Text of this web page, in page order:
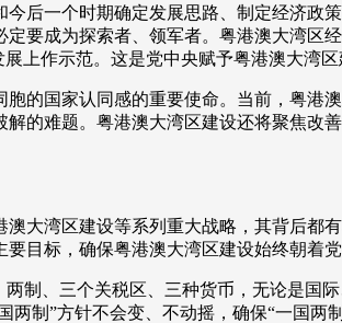
后一个时期确定发展思路、制定经济
要成为探索者、领军者。粤港澳大湾区
上作示范。这是党中央赋予粤港澳大湾
国家认同感的重要使命。当前，粤港
的难题。粤港澳大湾区建设还将聚焦
湾区建设等系列重大战略，其背后都
目标，确保粤港澳大湾区建设始终朝着
、三个关税区、三种货币，无论是国
制”方针不会变、不动摇，确保“一国